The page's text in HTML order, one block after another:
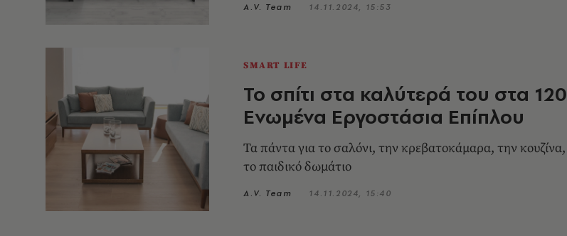
A.V. Team 14.11.2024, 15:53
SMART LIFE
Το σπίτι στα καλύτερά του στα 120
Ενωμένα Εργοστάσια Επίπλου
Τα πάντα για το σαλόνι, την κρεβατοκάμαρα, την κουζίνα,
το παιδικό δωμάτιο
A.V. Team 14.11.2024, 15:40